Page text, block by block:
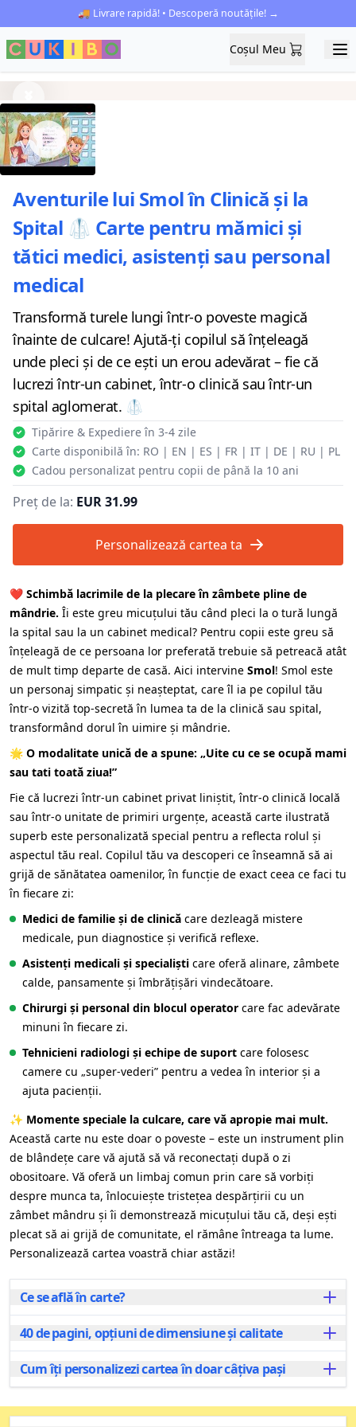
🚚 Livrare rapidă! • Descoperă noutățile! →
Coșul Meu
Coșul Meu
Previous
Next
Aventurile lui Smol în Clinică și la
Spital 🥼 Carte pentru mămici și
tătici medici, asistenți sau personal
medical
Transformă turele lungi într-o poveste magică
înainte de culcare! Ajută-ți copilul să înțeleagă
unde pleci și de ce ești un erou adevărat – fie că
lucrezi într-un cabinet, într-o clinică sau într-un
spital aglomerat. 🥼
Tipărire & Expediere în 3-4 zile
Carte disponibilă în: RO | EN | ES | FR | IT | DE | RU | PL
Cadou personalizat pentru copii de până la 10 ani
Preț de la: EUR 31.99
Personalizează cartea ta
❤️ Schimbă lacrimile de la plecare în zâmbete pline de
mândrie. Îi este greu micuțului tău când pleci la o tură lungă
la spital sau la un cabinet medical? Pentru copii este greu să
înțeleagă de ce persoana lor preferată trebuie să petreacă atât
de mult timp departe de casă. Aici intervine Smol! Smol este
un personaj simpatic și neașteptat, care îl ia pe copilul tău
într-o vizită top-secretă în lumea ta de la clinică sau spital,
transformând dorul în uimire și mândrie.
🌟 O modalitate unică de a spune: „Uite cu ce se ocupă mami
sau tati toată ziua!”
Fie că lucrezi într-un cabinet privat liniștit, într-o clinică locală
sau într-o unitate de primiri urgențe, această carte ilustrată
superb este personalizată special pentru a reflecta rolul și
aspectul tău real. Copilul tău va descoperi ce înseamnă să ai
grijă de sănătatea oamenilor, în funcție de exact ceea ce faci tu
în fiecare zi:
Medici de familie și de clinică care dezleagă mistere
medicale, pun diagnostice și verifică reflexe.
Asistenți medicali și specialiști care oferă alinare, zâmbete
calde, pansamente și îmbrățișări vindecătoare.
Chirurgi și personal din blocul operator care fac adevărate
minuni în fiecare zi.
Tehnicieni radiologi și echipe de suport care folosesc
camere cu „super-vederi” pentru a vedea în interior și a
ajuta pacienții.
✨ Momente speciale la culcare, care vă apropie mai mult.
Această carte nu este doar o poveste – este un instrument plin
de blândețe care vă ajută să vă reconectați după o zi
obositoare. Vă oferă un limbaj comun prin care să vorbiți
despre munca ta, înlocuiește tristețea despărțirii cu un
zâmbet mândru și îi demonstrează micuțului tău că, deși ești
plecat să ai grijă de comunitate, el rămâne întreaga ta lume.
Personalizează cartea voastră chiar astăzi!
Ce se află în carte?
Copiii vor porni alături de Smol într-o aventură
emoționantă prin viața de zi cu zi a unui spital. Prin
ilustrații colorate și o poveste captivantă, micii cititori
vor descoperi rolurile medicilor, asistentelor și altor
jucăușă a lui Smol. Fiecare pagină răspunde
40 de pagini, opțiuni de dimensiune și calitate
Fiecare carte personalizată are 40 de pagini atent
ilustrate, disponibile în două dimensiuni:
A4 (landscape), ideal pentru a citi împreună,
Cum îți personalizezi cartea în doar câțiva pași
Personalizarea cărții este rapidă și ușoară! Începe